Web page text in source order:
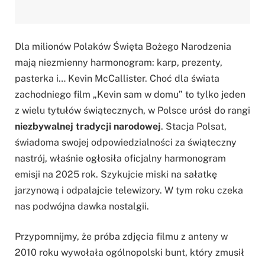
Dla milionów Polaków Święta Bożego Narodzenia
mają niezmienny harmonogram: karp, prezenty,
pasterka i… Kevin McCallister. Choć dla świata
zachodniego film „Kevin sam w domu” to tylko jeden
z wielu tytułów świątecznych, w Polsce urósł do rangi
niezbywalnej tradycji narodowej. Stacja Polsat,
świadoma swojej odpowiedzialności za świąteczny
nastrój, właśnie ogłosiła oficjalny harmonogram
emisji na 2025 rok. Szykujcie miski na sałatkę
jarzynową i odpalajcie telewizory. W tym roku czeka
nas podwójna dawka nostalgii.
Przypomnijmy, że próba zdjęcia filmu z anteny w
2010 roku wywołała ogólnopolski bunt, który zmusił